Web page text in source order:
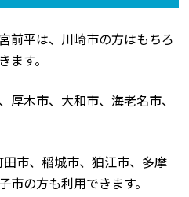
前平は、川崎市の方はもちろ
す。
厚木市、大和市、海老名市、
市、稲城市、狛江市、多摩
の方も利用できます。